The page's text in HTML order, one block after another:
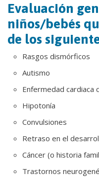
Evaluación
niños/bebés
de los
Rasgos dismórficos
Autismo
Enfermedad cardiaca
Hipotonía
Convulsiones
Retraso en el
Cáncer (o historia
Trastornos